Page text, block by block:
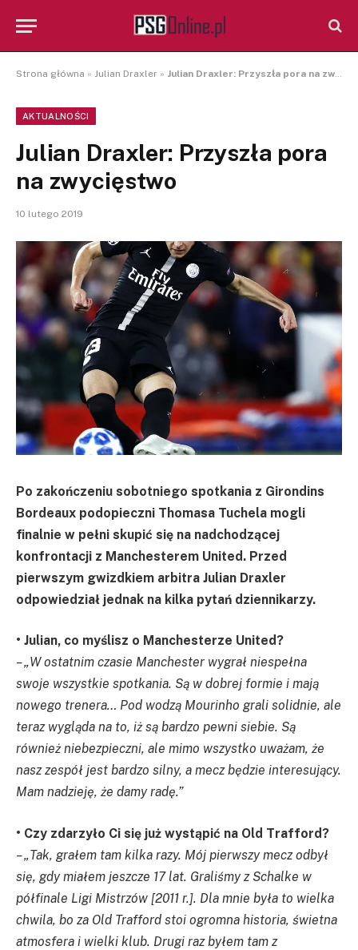
Strona główna » Julian Draxler » Julian Draxler: Przyszła pora na zwycięstwo
AKTUALNOŚCI
Julian Draxler: Przyszła pora
na zwycięstwo
10 lutego 2019
Po zakończeniu sobotniego spotkania z Girondins
Bordeaux podopieczni Thomasa Tuchela mogli
finalnie w pełni skupić się na nadchodzącej
konfrontacji z Manchesterem United. Przed
pierwszym gwizdkiem arbitra Julian Draxler
odpowiedział jednak na kilka pytań dziennikarzy.
• Julian, co myślisz o Manchesterze United?
– „W ostatnim czasie Manchester wygrał niespełna
swoje wszystkie spotkania. Są w dobrej formie i mają
nowego trenera… Pod wodzą Mourinho grali solidnie, ale
teraz wygląda na to, iż są bardzo pewni siebie. Są
również niebezpieczni, ale mimo wszystko uważam, że
nasz zespół jest bardzo silny, a mecz będzie interesujący.
Mam nadzieję, że damy radę.”
• Czy zdarzyło Ci się już wystąpić na Old Trafford?
– „Tak, grałem tam kilka razy. Mój pierwszy mecz odbył
się, gdy miałem jeszcze 17 lat. Graliśmy z Schalke w
półfinale Ligi Mistrzów [2011 r.]. Dla mnie była to wielka
chwila, bo za Old Trafford stoi ogromna historia, świetna
atmosfera i wielki klub. Drugi raz byłem tam z